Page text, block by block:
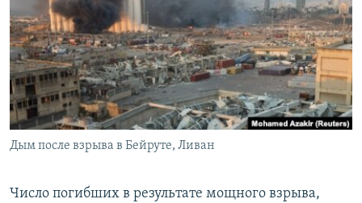
СОВЕТЫ ПРАВОЗАЩИТНИКОВ
ПРОПАВШИЕ БЕЗ ВЕСТИ
ПОБЕДИТЕЛЕЙ НЕ СУДЯТ?
КРЫМ.НЕПОКОРЕННЫЙ
ELIFBE
УКРАИНСКАЯ ПРОБЛЕМА КРЫМА
Qırımtatar
ПРИСОЕДИНЯЙТЕСЬ!
Дым после взрыва в Бейруте, Ливан
Число погибших в результате мощного взрыва,